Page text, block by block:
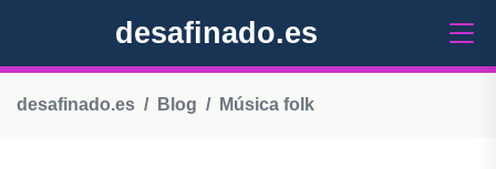
desafinado.es
desafinado.es Blog Música folk